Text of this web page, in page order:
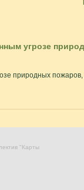
угрозе
природных
"Карты